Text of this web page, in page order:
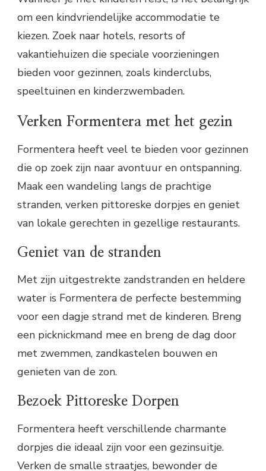
om een kindvriendelijke accommodatie te
kiezen. Zoek naar hotels, resorts of
vakantiehuizen die speciale voorzieningen
bieden voor gezinnen, zoals kinderclubs,
speeltuinen en kinderzwembaden.
Verken Formentera met het gezin
Formentera heeft veel te bieden voor gezinnen
die op zoek zijn naar avontuur en ontspanning.
Maak een wandeling langs de prachtige
stranden, verken pittoreske dorpjes en geniet
van lokale gerechten in gezellige restaurants.
Geniet van de stranden
Met zijn uitgestrekte zandstranden en heldere
water is Formentera de perfecte bestemming
voor een dagje strand met de kinderen. Breng
een picknickmand mee en breng de dag door
met zwemmen, zandkastelen bouwen en
genieten van de zon.
Bezoek Pittoreske Dorpen
Formentera heeft verschillende charmante
dorpjes die ideaal zijn voor een gezinsuitje.
Verken de smalle straatjes, bewonder de